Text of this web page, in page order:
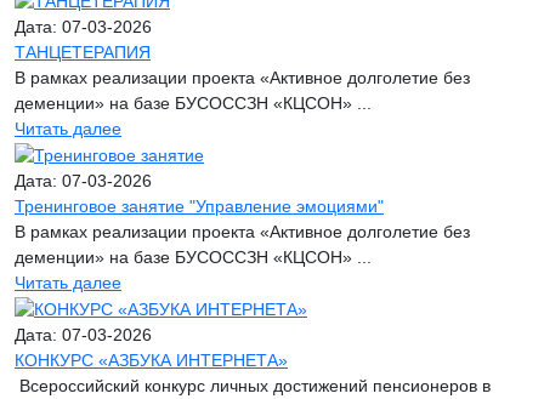
Дата: 07-03-2026
ТАНЦЕТЕРАПИЯ
В рамках реализации проекта «Активное долголетие без
деменции» на базе БУСОССЗН «КЦСОН» ...
Читать далее
Дата: 07-03-2026
Тренинговое занятие "Управление эмоциями"
В рамках реализации проекта «Активное долголетие без
деменции» на базе БУСОССЗН «КЦСОН» ...
Читать далее
Дата: 07-03-2026
КОНКУРС «АЗБУКА ИНТЕРНЕТА»
Всероссийский конкурс личных достижений пенсионеров в